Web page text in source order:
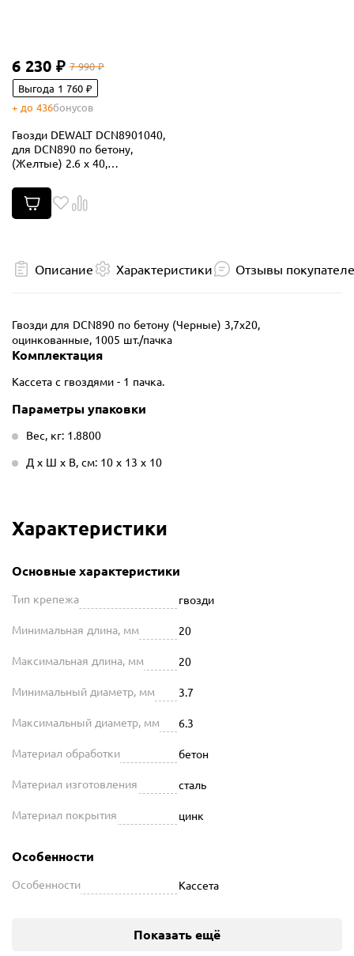
6 230 ₽ 7 990 ₽
Выгода 1 760 ₽
+ до 436бонусов
Гвозди DEWALT DCN8901040,
для DCN890 по бетону,
(Желтые) 2.6 x 40,
пачка
Описание Характеристики Отзывы
Гвозди для DCN890 по бетону (Черные) 3,7х20,
оцинкованные, 1005 шт./пачка
Комплектация
Кассета с гвоздями - 1 пачка.
Параметры упаковки
Вес, кг: 1.8800
Д х Ш х В, см: 10 х 13 х 10
Характеристики
Основные характеристики
Тип крепежа гвозди
Минимальная длина, мм 20
Максимальная длина, мм 20
Минимальный диаметр, мм 3.7
Максимальный диаметр, мм 6.3
Материал обработки бетон
Материал изготовления сталь
Материал покрытия цинк
Особенности
Особенности Кассета
Показать ещё